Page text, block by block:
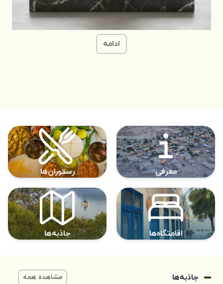
ادامه
معرفی رستوران‌ها
اقامتگاه‌ها جاذبه‌ها
جاذبه‌ها مشاهده همه